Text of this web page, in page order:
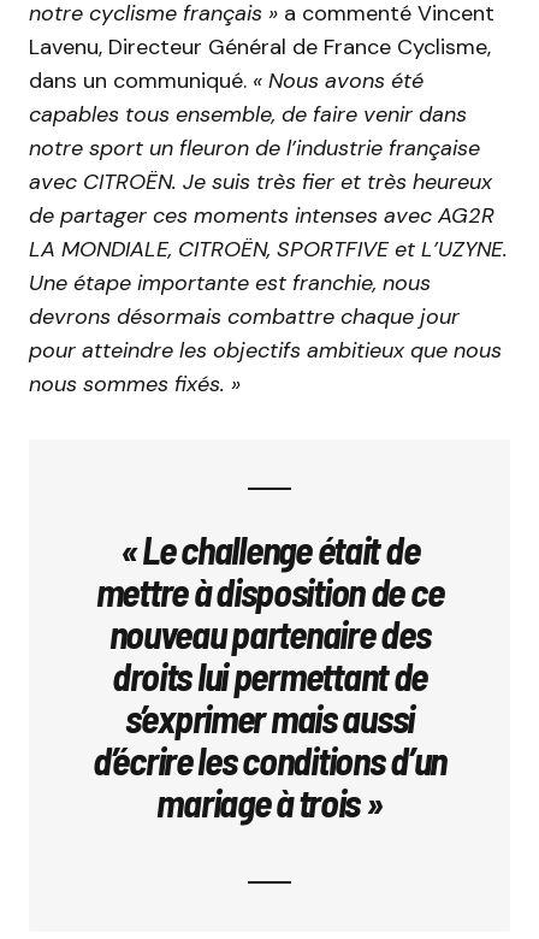
notre cyclisme français » a commenté Vincent
Lavenu, Directeur Général de France Cyclisme,
dans un communiqué. « Nous avons été
capables tous ensemble, de faire venir dans
notre sport un fleuron de l’industrie française
avec CITROËN. Je suis très fier et très heureux
de partager ces moments intenses avec AG2R
LA MONDIALE, CITROËN, SPORTFIVE et L’UZYNE.
Une étape importante est franchie, nous
devrons désormais combattre chaque jour
pour atteindre les objectifs ambitieux que nous
nous sommes fixés. »
« Le challenge était de
mettre à disposition de ce
nouveau partenaire des
droits lui permettant de
s’exprimer mais aussi
d’écrire les conditions d’un
mariage à trois »